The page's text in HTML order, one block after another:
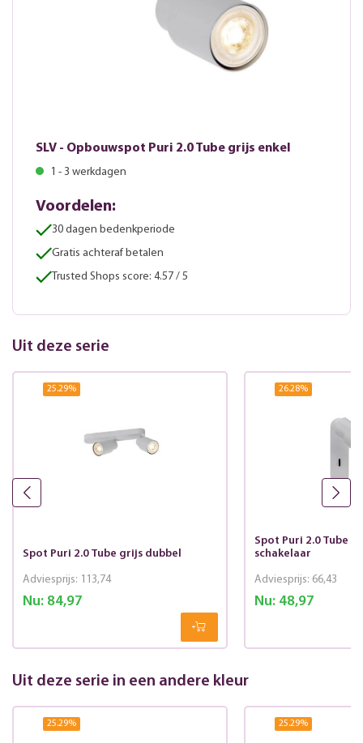
SLV - Opbouwspot Puri 2.0 Tube grijs enkel
1 - 3 werkdagen
Voordelen:
30 dagen bedenkperiode
Gratis achteraf betalen
Trusted Shops score: 4.57 / 5
Uit deze serie
25.29%
Spot Puri 2.0 Tube grijs dubbel
Nu:84,97
Adviesprijs: 113,74
26.28%
Spot Puri 2.0 Tube
schakelaar
Nu:48,97
Adviesprijs: 66,43
Uit deze serie in een andere kleur
25.29% 25.29%